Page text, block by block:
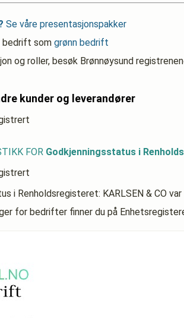
Se våre presentasjonspakker
bedrift som grønn bedrift
og roller, besøk Brønnøysund
kunder og leverandører
FOR Godkjenningsstatus i
i Renholdsregisteret: KARLSEN & CO
for bedrifter finner du på